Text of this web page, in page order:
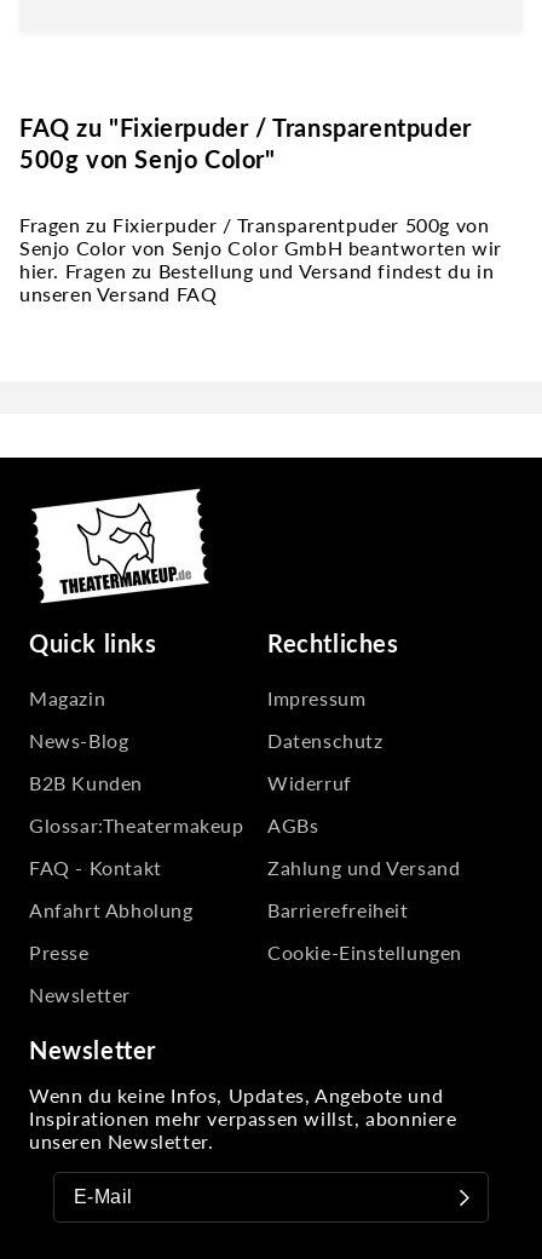
FAQ zu "Fixierpuder / Transparentpuder
500g von Senjo Color"
Fragen zu Fixierpuder / Transparentpuder 500g von
Senjo Color von Senjo Color GmbH beantworten wir
hier. Fragen zu Bestellung und Versand findest du in
unseren Versand FAQ
Quick links
Magazin
News-Blog
B2B Kunden
Glossar:Theatermakeup
FAQ - Kontakt
Anfahrt Abholung
Presse
Newsletter
Rechtliches
Impressum
Datenschutz
Widerruf
AGBs
Zahlung und Versand
Barrierefreiheit
Cookie-Einstellungen
Newsletter
Wenn du keine Infos, Updates, Angebote und
Inspirationen mehr verpassen willst, abonniere
unseren Newsletter.